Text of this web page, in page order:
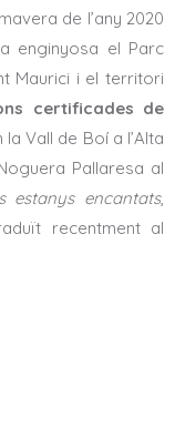
de l’any 2020
enginyosa el Parc
Maurici i el territori
certificades de
la Vall de Boí a l’Alta
Pallaresa al
estanys encantats,
recentment al